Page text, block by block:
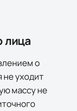
лица
о
не уходит
массу не